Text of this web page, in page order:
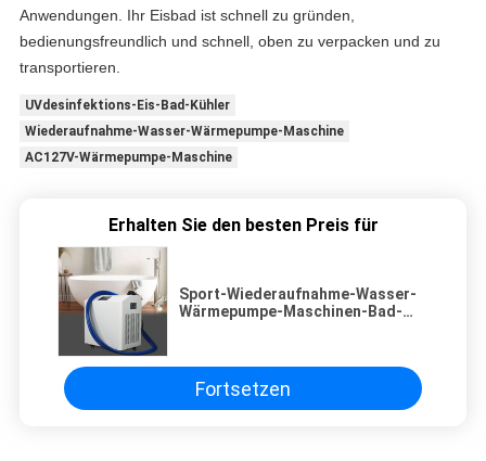
Anwendungen. Ihr Eisbad ist schnell zu gründen,
bedienungsfreundlich und schnell, oben zu verpacken und zu
transportieren.
UVdesinfektions-Eis-Bad-Kühler
Wiederaufnahme-Wasser-Wärmepumpe-Maschine
AC127V-Wärmepumpe-Maschine
Erhalten Sie den besten Preis für
Sport-Wiederaufnahme-Wasser-
Wärmepumpe-Maschinen-Bad-
Fortsetzen